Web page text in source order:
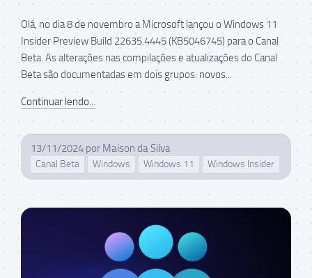
Olá, no dia 8 de novembro a Microsoft lançou o Windows 11
Insider Preview Build 22635.4445 (KB5046745) para o Canal
Beta. As alterações nas compilações e atualizações do Canal
Beta são documentadas em dois grupos: novos...
Continuar lendo...
13/11/2024 por Maison da Silva
Canal Beta Windows Windows 11 Windows Insider